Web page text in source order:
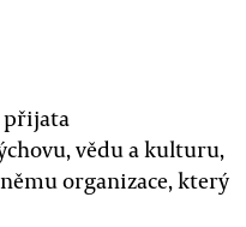
přijata
vědu a kulturu,
organizace, který